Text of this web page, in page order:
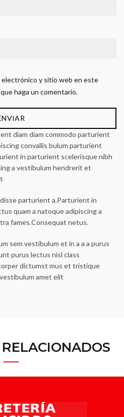
electrónico y sitio web en este
haga un comentario.
diam diam commodo parturient
convallis bulum parturient
in parturient scelerisque nibh
a vestibulum hendrerit et
parturient a.Parturient in
quam a natoque adipiscing a
fames.Consequat netus.
sem vestibulum et in a a a purus
purus lectus nisl class
dictumst mus et tristique
amet elit